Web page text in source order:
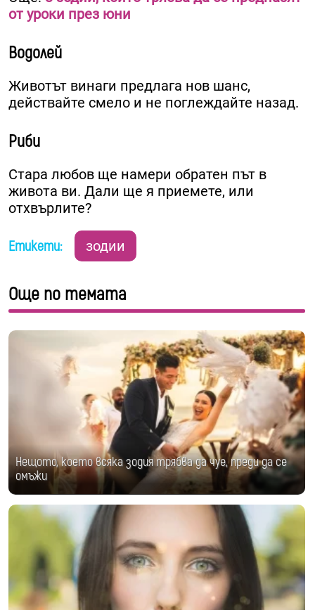
от уроки през юни
Водолей
Животът винаги предлага нов шанс,
действайте смело и не поглеждайте назад.
Риби
Стара любов ще намери обратен път в
живота ви. Дали ще я приемете, или
отхвърлите?
Етикети: зодии
Още по темата
Нещото, което всяка зодия трябва да чуе, преди да се
омъжи